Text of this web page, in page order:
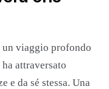
un viaggio profondo
attraversato
e da sé stessa. Una